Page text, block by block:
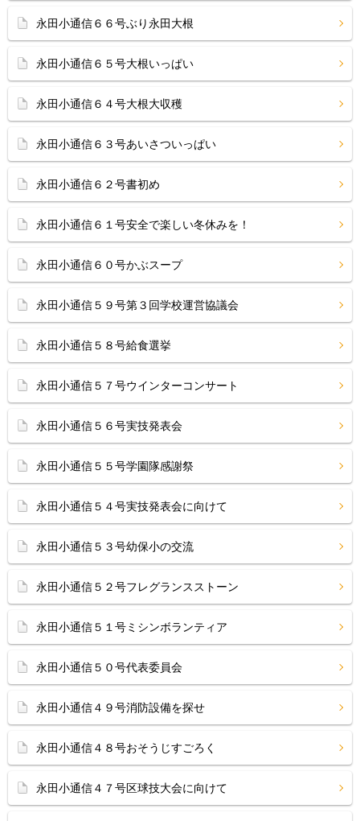
永田小通信６６号ぶり永田大根
永田小通信６５号大根いっぱい
永田小通信６４号大根大収穫
永田小通信６３号あいさついっぱい
永田小通信６２号書初め
永田小通信６１号安全で楽しい冬休みを！
永田小通信６０号かぶスープ
永田小通信５９号第３回学校運営協議会
永田小通信５８号給食選挙
永田小通信５７号ウインターコンサート
永田小通信５６号実技発表会
永田小通信５５号学園隊感謝祭
永田小通信５４号実技発表会に向けて
永田小通信５３号幼保小の交流
永田小通信５２号フレグランスストーン
永田小通信５１号ミシンボランティア
永田小通信５０号代表委員会
永田小通信４９号消防設備を探せ
永田小通信４８号おそうじすごろく
永田小通信４７号区球技大会に向けて